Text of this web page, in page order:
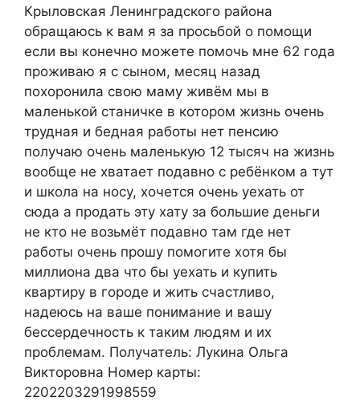
Крыловская Ленинградского района
обращаюсь к вам я за просьбой о помощи
если вы конечно можете помочь мне 62 года
проживаю я с сыном, месяц назад
похоронила свою маму живём мы в
маленькой станичке в котором жизнь очень
трудная и бедная работы нет пенсию
получаю очень маленькую 12 тысяч на жизнь
вообще не хватает подавно с ребёнком а тут
и школа на носу, хочется очень уехать от
сюда а продать эту хату за большие деньги
не кто не возьмёт подавно там где нет
работы очень прошу помогите хотя бы
миллиона два что бы уехать и купить
квартиру в городе и жить счастливо,
надеюсь на ваше понимание и вашу
бессердечность к таким людям и их
проблемам. Получатель: Лукина Ольга
Викторовна Номер карты:
2202203291998559